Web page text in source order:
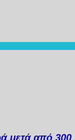
μετά από 300